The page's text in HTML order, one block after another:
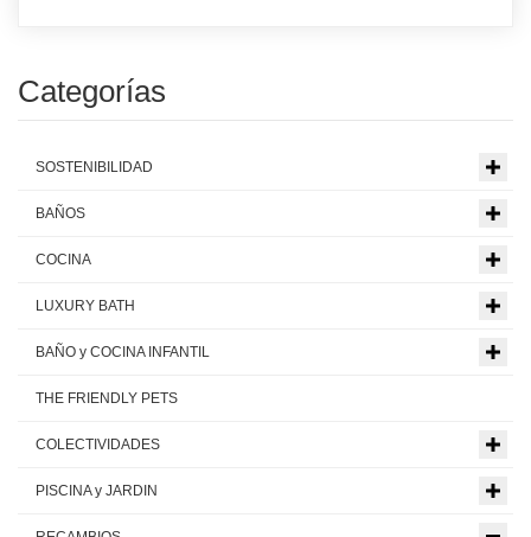
Categorías
SOSTENIBILIDAD
BAÑOS
COCINA
LUXURY BATH
BAÑO y COCINA INFANTIL
THE FRIENDLY PETS
COLECTIVIDADES
PISCINA y JARDIN